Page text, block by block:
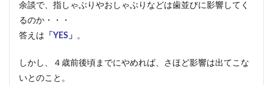
余談で、指しゃぶりやおしゃぶりなどは歯並びに影響してく
るのか・・・
答えは 「YES」 。
しかし、４歳前後頃までにやめれば、さほど影響は出てこな
いとのこと。